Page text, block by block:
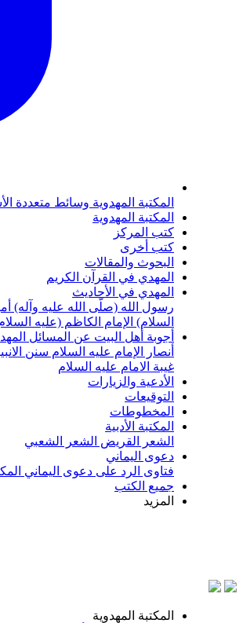
المكتبة المهدوية وسائط متعددة
المكتبة المهدوية
كتب المركز
كتب أخرى
البحوث والمقالات
المهدي في القرآن الكريم
المهدي في الأحاديث
رسول الله (صلّى الله عليه وآله)
السلام) الإمام الكاظم (عليه
أجوبة أهل البيت عن المسائل
أنصار الإمام عليه السلام سنن
غيبة الامام عليه السلام
الأدعية والزيارات
التوقيعات
المخطوطات
المكتبة الأدبية
الشعر القريض الشعر الشعبي
دعوى اليماني
فتاوى الرد على دعوى اليماني
جميع الكتب
المزيد
المكتبة المهدوية